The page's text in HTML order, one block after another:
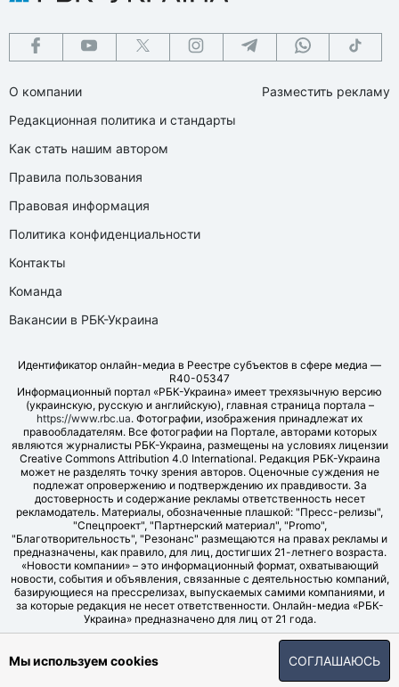
О компании
Редакционная политика и стандарты
Как стать нашим автором
Правила пользования
Правовая информация
Политика конфиденциальности
Контакты
Команда
Вакансии в РБК-Украина
Разместить рекламу
Идентификатор онлайн-медиа в Реестре субъектов в сфере медиа —
R40-05347
Информационный портал «РБК-Украина» имеет трехязычную версию
(украинскую, русскую и английскую), главная страница портала –
https://www.rbc.ua. Фотографии, изображения принадлежат их
правообладателям. Все фотографии на Портале, авторами которых
являются журналисты РБК-Украина, размещены на условиях лицензии
Creative Commons Attribution 4.0 International. Редакция РБК-Украина
может не разделять точку зрения авторов. Оценочные суждения не
подлежат опровержению и подтверждению их правдивости. За
достоверность и содержание рекламы ответственность несет
рекламодатель. Материалы, обозначенные плашкой: "Пресс-релизы",
"Спецпроект", "Партнерский материал", "Promo",
"Благотворительность", "Резонанс" размещаются на правах рекламы и
предназначены, как правило, для лиц, достигших 21-летнего возраста.
«Новости компании» – это информационный формат, охватывающий
новости, события и объявления, связанные с деятельностью компаний,
базирующиеся на прессрелизах, выпускаемых самими компаниями, и
за которые редакция не несет ответственности. Онлайн-медиа «РБК-
Украина» предназначено для лиц от 21 года.
© LLC "UBT MEDIA", 2006-2026.
Мы используем cookies СОГЛАШАЮСЬ